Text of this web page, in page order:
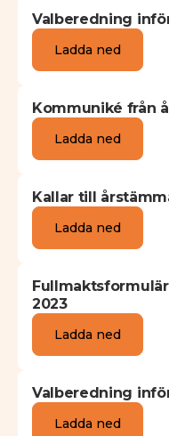
Valberedning
Ladda ned
Kommuniké från
Ladda ned
Kallar till
Ladda ned
2023
Ladda ned
Valberedning
Ladda ned